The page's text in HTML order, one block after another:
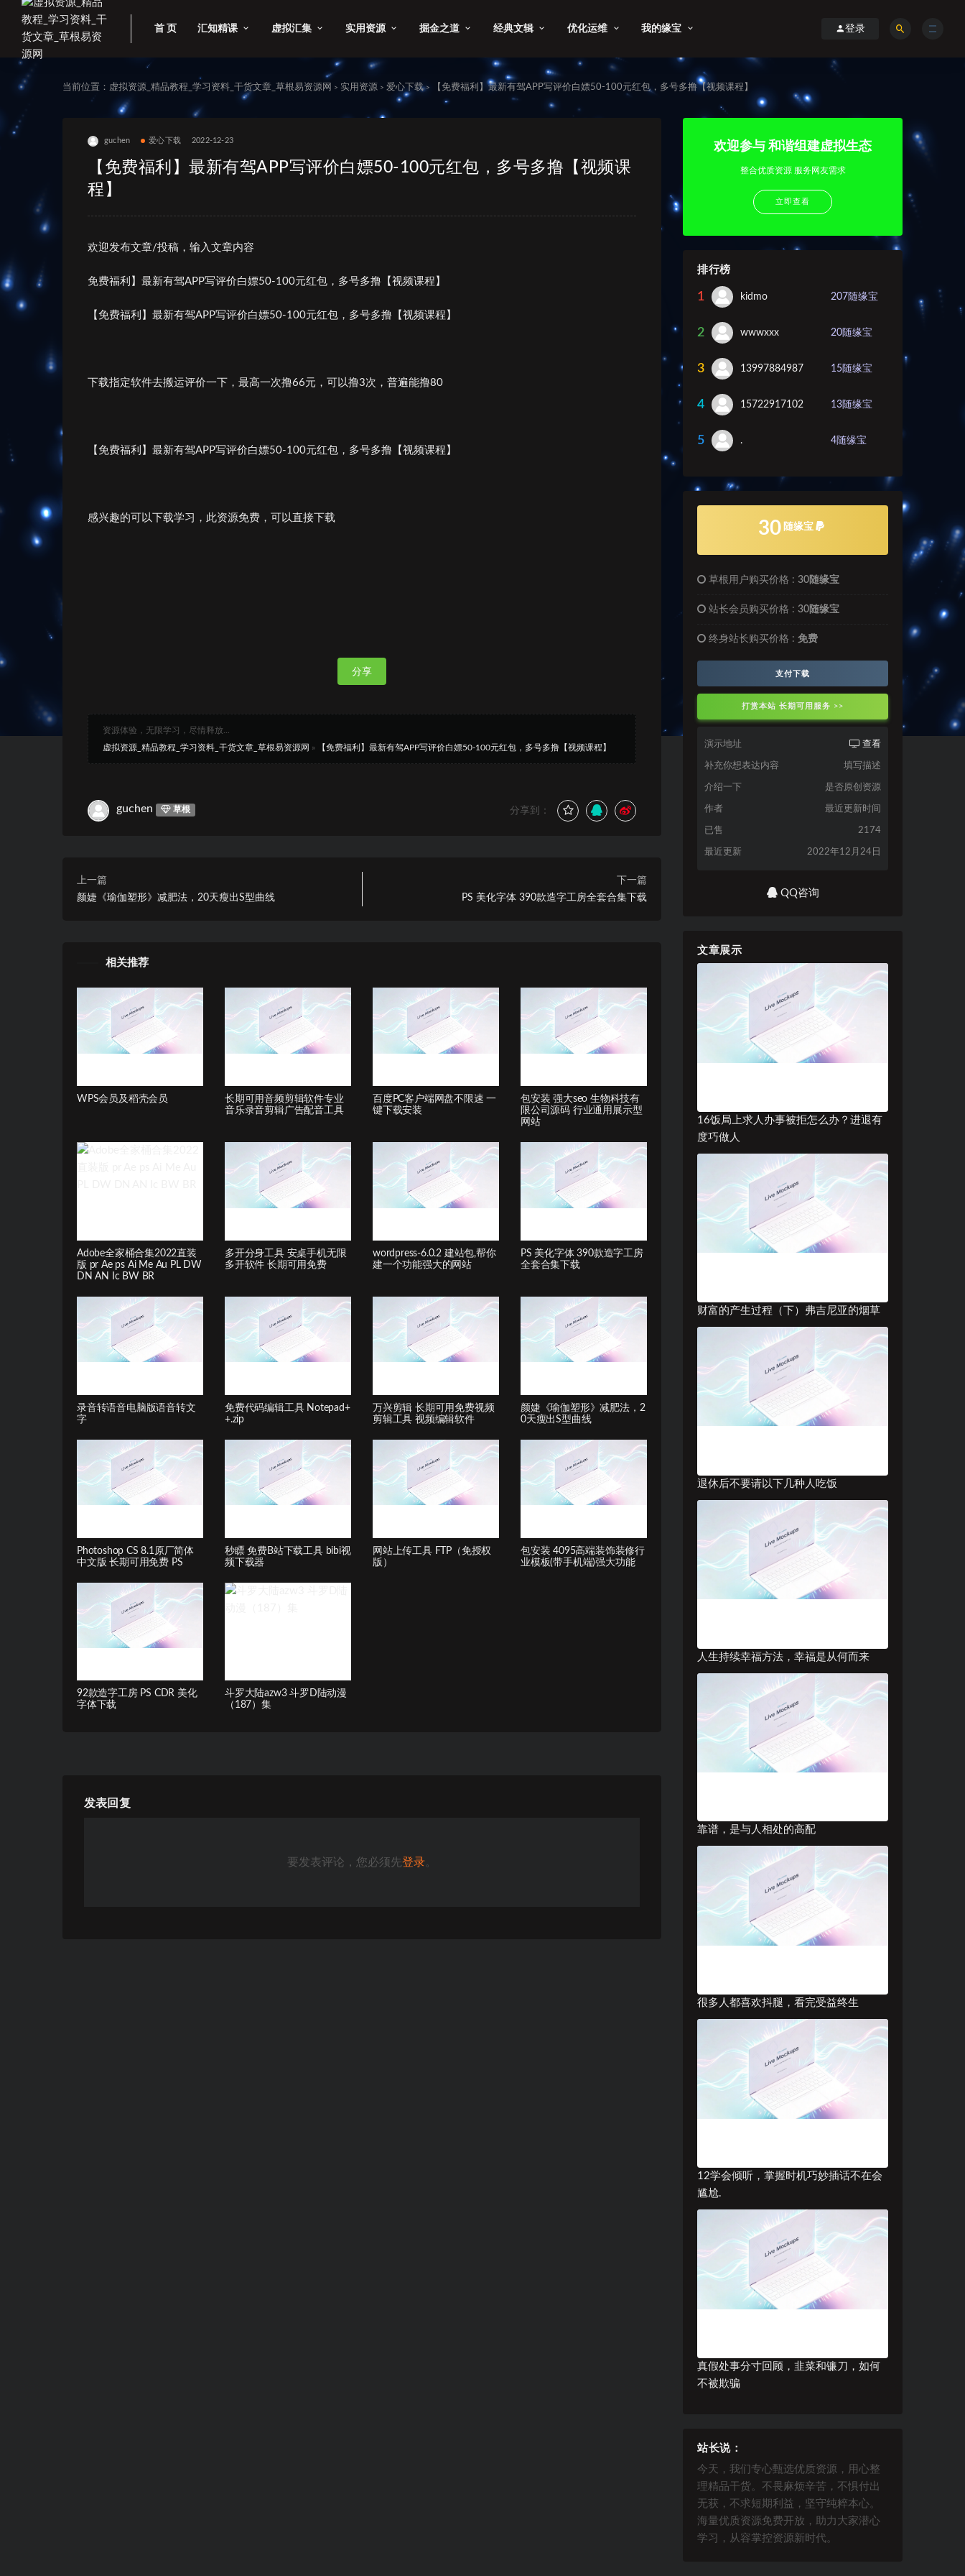
首 页 汇知精课 虚拟汇集 实用资源 掘金之道 经典文辑 优化运维 我的缘宝 登录
当前位置： 虚拟资源_精品教程_学习资料_干货文章_草根易资源网 > 实用资源 > 爱心下载 > 【免费福利】最新有驾APP写评价白嫖50-100元红包，多号多撸【视频课程】
guchen 爱心下载 2022-12-23
【免费福利】最新有驾APP写评价白嫖50-100元红包，多号多撸【视频课
程】
欢迎发布文章/投稿，输入文章内容
免费福利】最新有驾APP写评价白嫖50-100元红包，多号多撸【视频课程】
【免费福利】最新有驾APP写评价白嫖50-100元红包，多号多撸【视频课程】
下载指定软件去搬运评价一下，最高一次撸66元，可以撸3次，普遍能撸80
【免费福利】最新有驾APP写评价白嫖50-100元红包，多号多撸【视频课程】
感兴趣的可以下载学习，此资源免费，可以直接下载
分享
资源体验，无限学习，尽情释放...
虚拟资源_精品教程_学习资料_干货文章_草根易资源网 » 【免费福利】最新有驾APP写评价白嫖50-100元红包，多号多撸【视频课程】
guchen 草根 分享到：
上一篇
颜婕《瑜伽塑形》减肥法，20天瘦出S型曲线
下一篇
PS 美化字体 390款造字工房全套合集下载
相关推荐
WPS会员及稻壳会员
长期可用音频剪辑软件专业
音乐录音剪辑广告配音工具
百度PC客户端网盘不限速 一
键下载安装
包安装 强大seo 生物科技有
限公司源码 行业通用展示型
网站
Adobe全家桶合集2022直装
版 pr Ae ps Ai Me Au PL DW
DN AN Ic BW BR
多开分身工具 安桌手机无限
多开软件 长期可用免费
wordpress-6.0.2 建站包,帮你
建一个功能强大的网站
PS 美化字体 390款造字工房
全套合集下载
录音转语音电脑版语音转文
字
免费代码编辑工具 Notepad+
+.zip
万兴剪辑 长期可用免费视频
剪辑工具 视频编辑软件
颜婕《瑜伽塑形》减肥法，2
0天瘦出S型曲线
Photoshop CS 8.1原厂简体
中文版 长期可用免费 PS
秒瞟 免费B站下载工具 bibi视
频下载器
网站上传工具 FTP（免授权
版）
包安装 4095高端装饰装修行
业模板(带手机端)强大功能
92款造字工房 PS CDR 美化
字体下载
斗罗大陆azw3 斗罗D陆动漫
（187）集
发表回复
要发表评论，您必须先登录。
欢迎参与 和谐组建虚拟生态
整合优质资源 服务网友需求
立即查看
排行榜
1 kidmo 207 随缘宝
2 wwwxxx 20随缘宝
3 13997884987 15随缘宝
4 15722917102 13随缘宝
5 . 4随缘宝
30 随缘宝
草根用户购买价格 : 30随缘宝
站长会员购买价格 : 30随缘宝
终身站长购买价格 : 免费
支付下载
打赏本站 长期可用服务 >>
演示地址 查看
补充你想表达内容 填写描述
介绍一下 是否原创资源
作者 最近更新时间
已售 2174
最近更新 2022年12月24日
QQ咨询
文章展示
16饭局上求人办事被拒怎么办？进退有
度巧做人
财富的产生过程（下）弗吉尼亚的烟草
退休后不要请以下几种人吃饭
人生持续幸福方法，幸福是从何而来
靠谱，是与人相处的高配
很多人都喜欢抖腿，看完受益终生
12学会倾听，掌握时机巧妙插话不在会
尴尬.
真假处事分寸回顾，韭菜和镰刀，如何
不被欺骗
站长说：
今天，我们专心甄选优质资源，用心整
理精品干货。不畏麻烦辛苦，不惧付出
无获，不求短期利益，坚守纯粹本心。
海量优质资源免费开放，助力大家潜心
学习，从容掌控资源新时代。